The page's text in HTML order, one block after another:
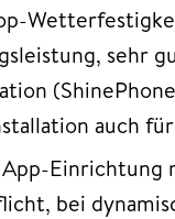
sehr
auch
App-Einrichtung
bei